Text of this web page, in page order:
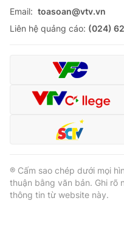
Email: toasoan@vtv.vn
Liên hệ quảng cáo: (024)
® Cấm sao chép dưới mọi
thuận bằng văn bản. Ghi rõ
thông tin từ website này.